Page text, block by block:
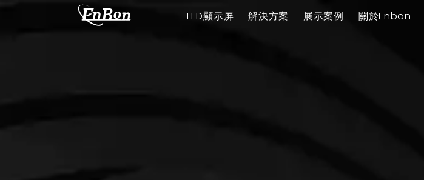
LED顯示屏 解決方案 展示案例 關於Enbon